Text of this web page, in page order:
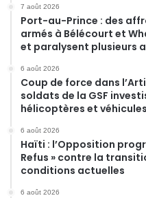
7 août 2026
Port-au-Prince : des
armés à Bélécourt et
et paralysent plusieurs
6 août 2026
Coup de force dans
soldats de la GSF
hélicoptères et
6 août 2026
Haïti : l’Opposition
Refus » contre la
conditions actuelles
6 août 2026